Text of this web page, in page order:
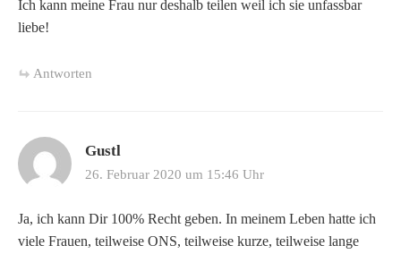
Ich kann meine Frau nur deshalb teilen weil ich sie unfassbar
liebe!
Antworten
Gustl
26. Februar 2020 um 15:46 Uhr
Ja, ich kann Dir 100% Recht geben. In meinem Leben hatte ich
viele Frauen, teilweise ONS, teilweise kurze, teilweise lange